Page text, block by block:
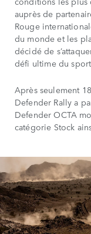
auprès de
Rouge
du monde et les
décidé de
défi ultime du
Après seulement
Defender Rally a
Defender OCTA
catégorie Stock